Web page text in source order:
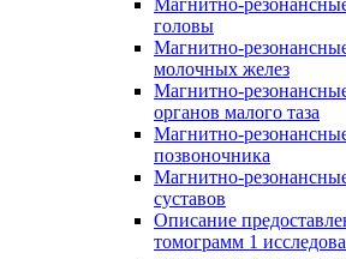
Магнитно-
головы
Магнитно-
молочных желез
Магнитно-
органов малого таза
Магнитно-
позвоночника
Магнитно-
суставов
Описание
томограмм 1